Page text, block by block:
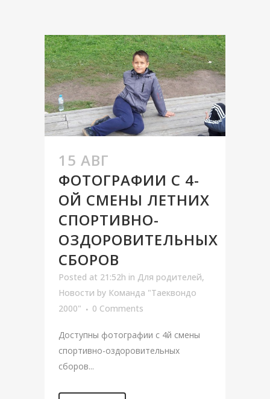
15 АВГ
ФОТОГРАФИИ С 4-
ОЙ СМЕНЫ ЛЕТНИХ
СПОРТИВНО-
ОЗДОРОВИТЕЛЬНЫХ
СБОРОВ
Posted at 21:52h in Для родителей,
Новости by Команда "Таеквондо
2000"
0 Comments
Доступны фотографии с 4й смены
спортивно-оздоровительных
сборов...